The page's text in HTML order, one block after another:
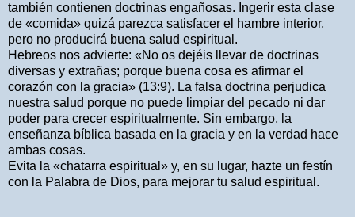
también contienen doctrinas engañosas. Ingerir esta clase
de «comida» quizá parezca satisfacer el hambre interior,
pero no producirá buena salud espiritual.
Hebreos nos advierte: «No os dejéis llevar de doctrinas
diversas y extrañas; porque buena cosa es afirmar el
corazón con la gracia» (13:9). La falsa doctrina perjudica
nuestra salud porque no puede limpiar del pecado ni dar
poder para crecer espiritualmente. Sin embargo, la
enseñanza bíblica basada en la gracia y en la verdad hace
ambas cosas.
Evita la «chatarra espiritual» y, en su lugar, hazte un festín
con la Palabra de Dios, para mejorar tu salud espiritual.